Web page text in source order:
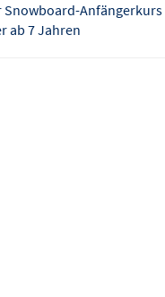
Anfängerkurs
ab 7 Jahren